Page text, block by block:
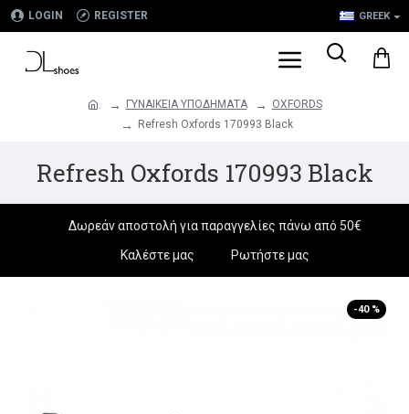
LOGIN REGISTER GREEK
. ΓΥΝΑΙΚΕΙΑ ΥΠΟΔΗΜΑΤΑ
OXFORDS
Refresh Oxfords 170993 Black
Refresh Oxfords 170993 Black
Δωρεάν αποστολή για παραγγελίες πάνω από 50€
Καλέστε μας
Ρωτήστε μας
-40 %